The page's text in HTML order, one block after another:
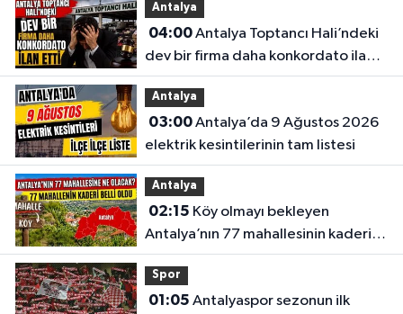
Antalya
04:00Antalya Toptancı Hali’ndeki
dev bir firma daha konkordato ilan
etti
Antalya
03:00Antalya’da 9 Ağustos 2026
elektrik kesintilerinin tam listesi
Antalya
02:15
Antalya’nın 77 mahallesinin kaderi
belli oldu
Spor
01:05